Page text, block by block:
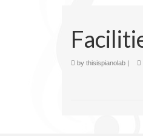
by thisispianolab |